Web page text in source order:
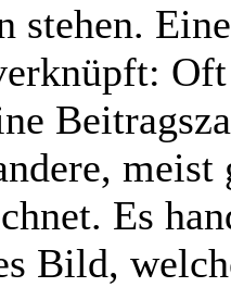
stehen.
Es
Bild,